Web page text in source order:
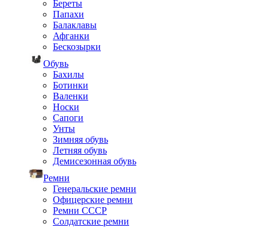
Береты
Папахи
Балаклавы
Афганки
Бескозырки
Обувь
Бахилы
Ботинки
Валенки
Носки
Сапоги
Унты
Зимняя обувь
Летняя обувь
Демисезонная обувь
Ремни
Генеральские ремни
Офицерские ремни
Ремни СССР
Солдатские ремни